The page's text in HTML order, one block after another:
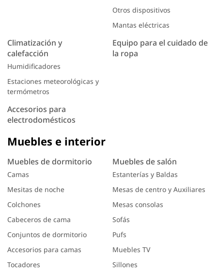
Otros dispositivos
Mantas eléctricas
Climatización y
calefacción
Humidificadores
Estaciones meteorológicas y
termómetros
Equipo para el cuidado de
la ropa
Accesorios para
electrodomésticos
Muebles e interior
Muebles de dormitorio
Camas
Mesitas de noche
Colchones
Cabeceros de cama
Conjuntos de dormitorio
Accesorios para camas
Tocadores
Muebles de salón
Estanterías y Baldas
Mesas de centro y Auxiliares
Mesas consolas
Sofás
Pufs
Muebles TV
Sillones